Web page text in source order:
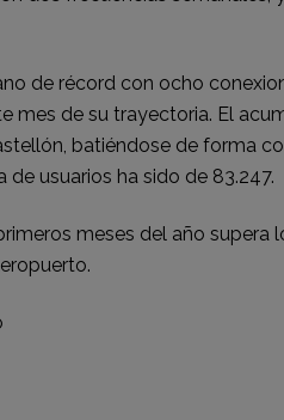
de récord con ocho
mes de su trayectoria. El
batiéndose de forma
usuarios ha sido de 83.247.
meses del año supera